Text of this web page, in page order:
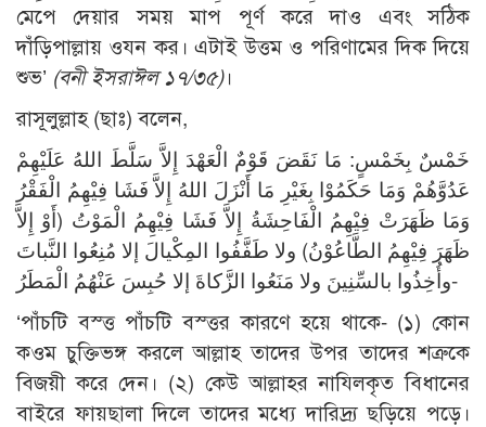
মেপে দেয়ার সময় মাপ পূর্ণ করে দাও এবং সঠিক
দাঁড়িপাল্লায় ওযন কর। এটাই উত্তম ও পরিণামের দিক দিয়ে
শুভ’ (বনী ইসরাঈল ১৭/৩৫)।
রাসূলুল্লাহ (ছাঃ) বলেন,
خَمْسٌ بِخَمْسٍ: مَا نَقَضَ قَوْمٌ الْعَهْدَ إِلاَّ سَلَّطَ اللهُ عَلَيْهِمْ
عَدُوَّهُمْ وَمَا حَكَمُوْا بِغَيْرِ مَا أَنْزَلَ اللهُ إِلاَّ فَشَا فِيْهِمُ الْفَقْرُ
وَمَا ظَهَرَتْ فِيْهِمُ الْفَاحِشَةُ إِلاَّ فَشَا فِيْهِمُ الْمَوْتُ (أَوْ إِلاَّ
ظَهَرَ فِيْهِمُ الطَّاعُوْنُ) ولا طَفَّفُوا المِكْيالَ إلا مُنِعُوا النَّباتَ
وأُخِذُوا بالسِّنِينَ ولا مَنَعُوا الزَّكاةَ إلا حُبِسَ عَنْهُمُ الْمَطَرُ-
‘পাঁচটি বস্ত্ত পাঁচটি বস্ত্তর কারণে হয়ে থাকে- (১) কোন
কওম চুক্তিভঙ্গ করলে আল্লাহ তাদের উপর তাদের শত্রুকে
বিজয়ী করে দেন। (২) কেউ আল্লাহর নাযিলকৃত বিধানের
বাইরে ফায়ছালা দিলে তাদের মধ্যে দারিদ্র্য ছড়িয়ে পড়ে।